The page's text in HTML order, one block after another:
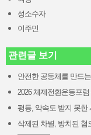
성소수자
이주민
관련글 보기
안전한 공동체를 만드
2026 체제전환운동포럼
평등, 약속도 받지 못한
삭제된 차별, 방치된 혐